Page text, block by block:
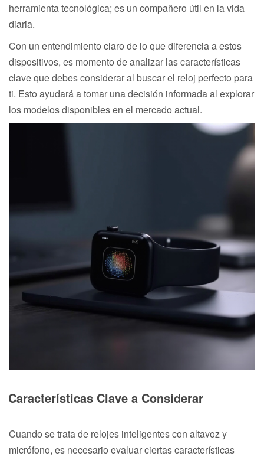
herramienta tecnológica; es un compañero útil en la vida
diaria.
Con un entendimiento claro de lo que diferencia a estos
dispositivos, es momento de analizar las características
clave que debes considerar al buscar el reloj perfecto para
ti. Esto ayudará a tomar una decisión informada al explorar
los modelos disponibles en el mercado actual.
Características Clave a Considerar
Cuando se trata de relojes inteligentes con altavoz y
micrófono, es necesario evaluar ciertas características